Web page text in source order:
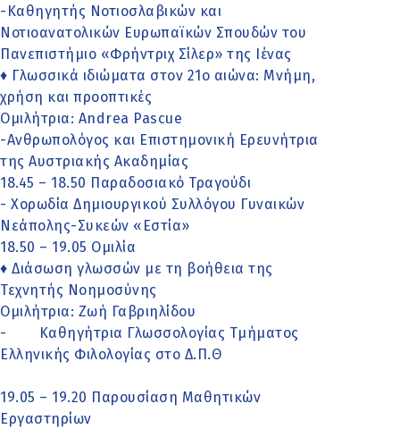
-Καθηγητής Νοτιοσλαβικών και
Νοτιοανατολικών Ευρωπαϊκών Σπουδών του
Πανεπιστήμιο «Φρήντριχ Σίλερ» της Ιένας
♦ Γλωσσικά ιδιώματα στον 21ο αιώνα: Μνήμη,
χρήση και προοπτικές
Ομιλήτρια: Andrea Pascue
-Aνθρωπολόγος και Επιστημονική Ερευνήτρια
της Αυστριακής Ακαδημίας
18.45 – 18.50 Παραδοσιακό Τραγούδι
- Χορωδία Δημιουργικού Συλλόγου Γυναικών
Νεάπολης-Συκεών «Εστία»
18.50 – 19.05 Ομιλία
♦ Διάσωση γλωσσών με τη βοήθεια της
Τεχνητής Νοημοσύνης
Ομιλήτρια: Ζωή Γαβριηλίδου
- Καθηγήτρια Γλωσσολογίας Τμήματος
Ελληνικής Φιλολογίας στο Δ.Π.Θ
19.05 – 19.20 Παρουσίαση Μαθητικών
Εργαστηρίων